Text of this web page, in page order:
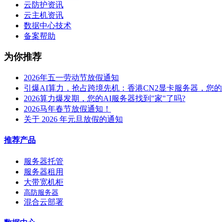
云防护资讯
云主机资讯
数据中心技术
备案帮助
为你推荐
2026年五一劳动节放假通知
引爆AI算力，抢占跨境先机：香港CN2显卡服务器，您
2026算力爆发期，您的AI服务器找到"家"了吗?
2026马年春节放假通知！
关于 2026 年元旦放假的通知
推荐产品
服务器托管
服务器租用
大带宽机柜
高防服务器
混合云部署